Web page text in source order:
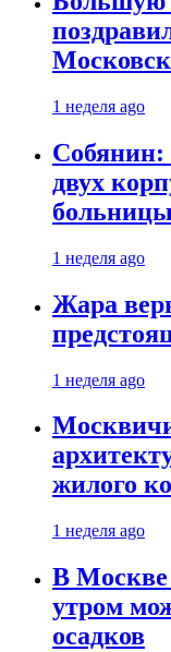
1 неделя ago
Собянин:
двух
больницы
1 неделя ago
Жара
1 неделя ago
жилого
1 неделя ago
В Москве
утром
осадков